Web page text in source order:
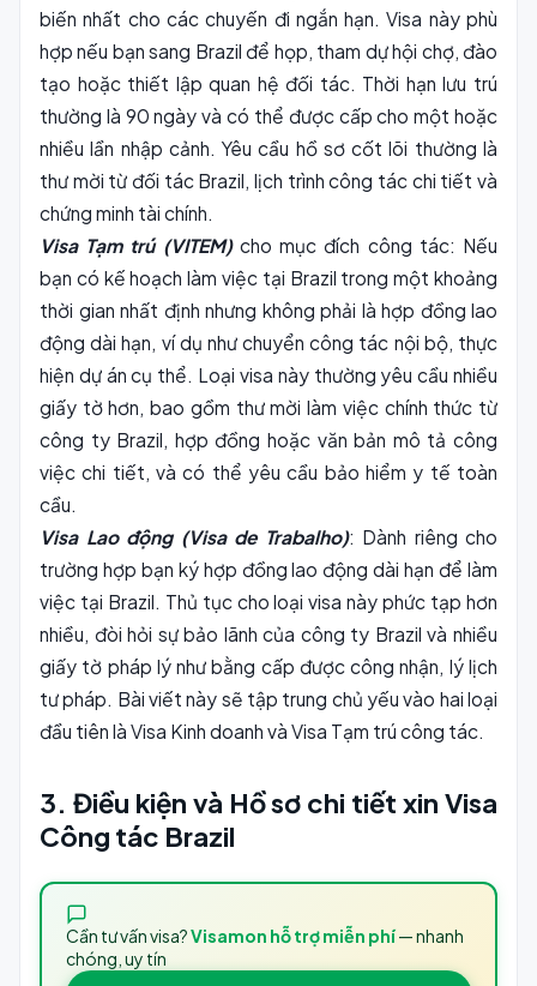
biến nhất cho các chuyến đi ngắn hạn. Visa này phù
hợp nếu bạn sang Brazil để họp, tham dự hội chợ, đào
tạo hoặc thiết lập quan hệ đối tác. Thời hạn lưu trú
thường là 90 ngày và có thể được cấp cho một hoặc
nhiều lần nhập cảnh. Yêu cầu hồ sơ cốt lõi thường là
thư mời từ đối tác Brazil, lịch trình công tác chi tiết và
chứng minh tài chính.
Visa Tạm trú (VITEM)cho mục đích công tác: Nếu
bạn có kế hoạch làm việc tại Brazil trong một khoảng
thời gian nhất định nhưng không phải là hợp đồng lao
động dài hạn, ví dụ như chuyển công tác nội bộ, thực
hiện dự án cụ thể. Loại visa này thường yêu cầu nhiều
giấy tờ hơn, bao gồm thư mời làm việc chính thức từ
công ty Brazil, hợp đồng hoặc văn bản mô tả công
việc chi tiết, và có thể yêu cầu bảo hiểm y tế toàn
cầu.
Visa Lao động (Visa de Trabalho): Dành riêng cho
trường hợp bạn ký hợp đồng lao động dài hạn để làm
việc tại Brazil. Thủ tục cho loại visa này phức tạp hơn
nhiều, đòi hỏi sự bảo lãnh của công ty Brazil và nhiều
giấy tờ pháp lý như bằng cấp được công nhận, lý lịch
tư pháp. Bài viết này sẽ tập trung chủ yếu vào hai loại
đầu tiên là Visa Kinh doanh và Visa Tạm trú công tác.
3. Điều kiện và Hồ sơ chi tiết xin Visa
Công tác Brazil
Cần tư vấn visa?Visamon hỗ trợ miễn phí— nhanh
chóng, uy tín